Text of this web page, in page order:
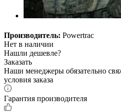
Производитель: Powertrac
Нет в наличии
Нашли дешевле?
Заказать
Наши менеджеры обязательно
условия заказа
Гарантия производителя